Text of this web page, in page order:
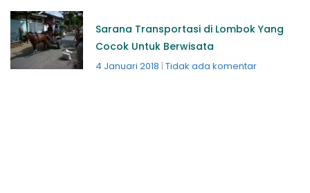
Sarana Transportasi di Lombok Yang
Cocok Untuk Berwisata
4 Januari 2018 Tidak ada komentar